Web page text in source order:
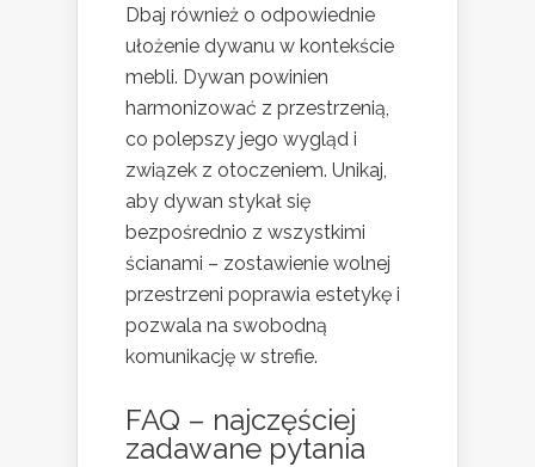
Dbaj również o odpowiednie
ułożenie dywanu w kontekście
mebli. Dywan powinien
harmonizować z przestrzenią,
co polepszy jego wygląd i
związek z otoczeniem. Unikaj,
aby dywan stykał się
bezpośrednio z wszystkimi
ścianami – zostawienie wolnej
przestrzeni poprawia estetykę i
pozwala na swobodną
komunikację w strefie.
FAQ – najczęściej
zadawane pytania